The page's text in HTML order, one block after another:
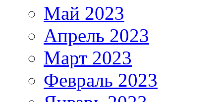
Май 2023
Апрель 2023
Март 2023
Февраль 2023